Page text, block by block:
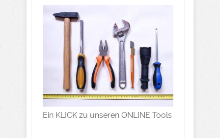
Ein KLICK zu unseren ONLINE Tools